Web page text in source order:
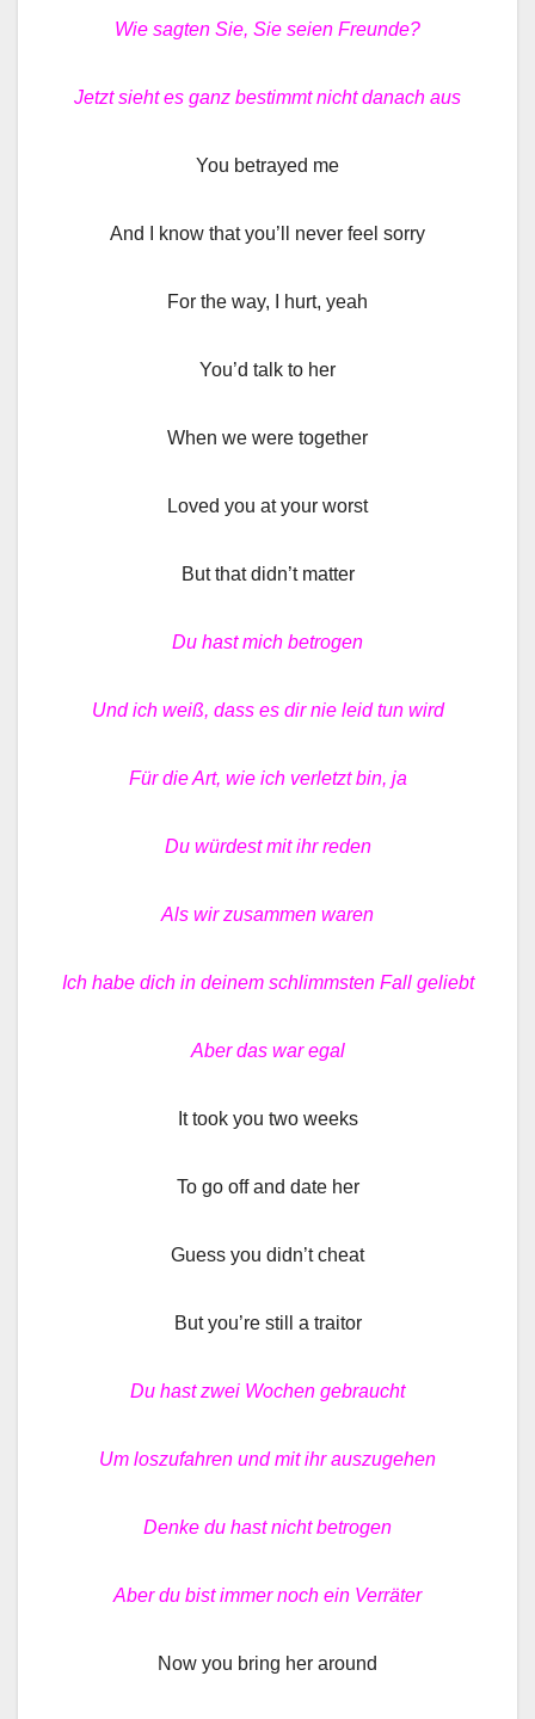
Wie sagten Sie, Sie seien Freunde?
Jetzt sieht es ganz bestimmt nicht danach aus
You betrayed me
And I know that you’ll never feel sorry
For the way, I hurt, yeah
You’d talk to her
When we were together
Loved you at your worst
But that didn’t matter
Du hast mich betrogen
Und ich weiß, dass es dir nie leid tun wird
Für die Art, wie ich verletzt bin, ja
Du würdest mit ihr reden
Als wir zusammen waren
Ich habe dich in deinem schlimmsten Fall geliebt
Aber das war egal
It took you two weeks
To go off and date her
Guess you didn’t cheat
But you’re still a traitor
Du hast zwei Wochen gebraucht
Um loszufahren und mit ihr auszugehen
Denke du hast nicht betrogen
Aber du bist immer noch ein Verräter
Now you bring her around